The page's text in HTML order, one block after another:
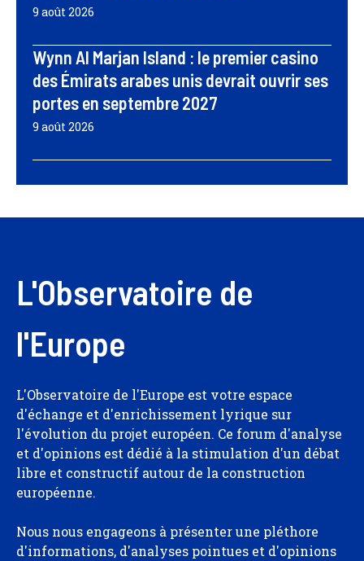
9 août 2026
Wynn Al Marjan Island : le premier casino
des Émirats arabes unis devrait ouvrir ses
portes en septembre 2027
9 août 2026
L'Observatoire de
l'Europe
L'Observatoire de l'Europe est votre espace
d'échange et d'enrichissement lyrique sur
l'évolution du projet européen. Ce forum d'analyse
et d'opinions est dédié à la stimulation d'un débat
libre et constructif autour de la construction
européenne.
Nous nous engageons à présenter une pléthore
d'informations, d'analyses pointues et d'opinions